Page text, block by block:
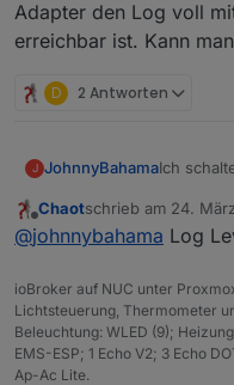
on({id:
var on =
});
Adapter den Log voll
erreichbar ist. Kann
D 2 Antworten
J JohnnyBahamaIch
Leider
error dass das
Offline
Chaotschrieb am 24.
zuletzt editiert von
@johnnybahama Log
ioBroker auf NUC unter
Lichtsteuerung, Thermometer
Beleuchtung: WLED (9);
EMS-ESP; 1 Echo V2; 3 Echo
Ap-Ac Lite.